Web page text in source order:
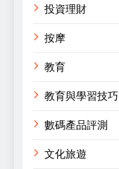
投資理財
按摩
教育
教育與學習技巧
數碼產品評測
文化旅遊